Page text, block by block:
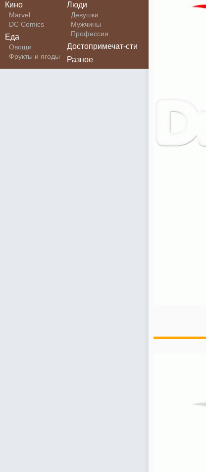
Кино
Marvel
DC Comics
Еда
Овощи
Фрукты и ягоды
Люди
Девушки
Мужчины
Профессии
Достопримечат-сти
Разное